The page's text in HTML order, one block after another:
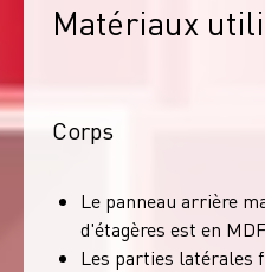
Matériaux
Corps
Le panneau arrière
d'étagères est en
Les parties latérales